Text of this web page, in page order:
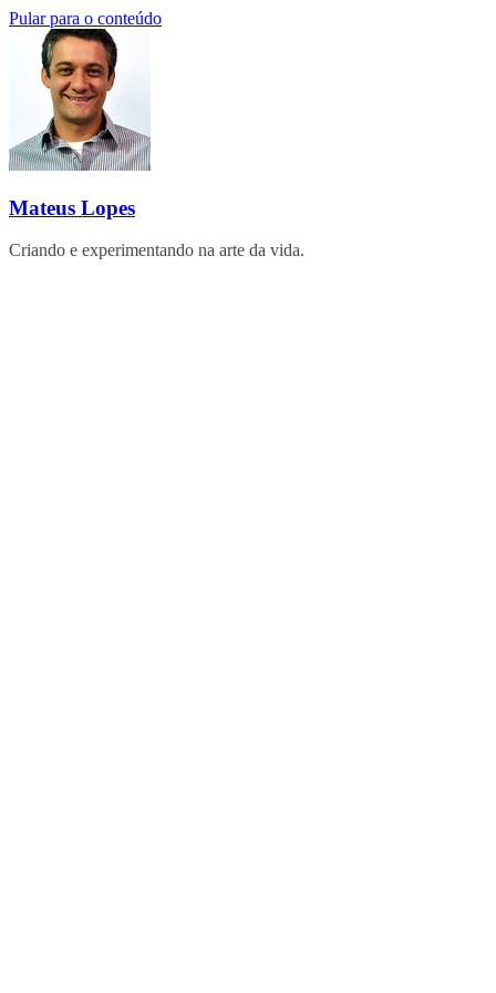
Pular para o conteúdo
Mateus Lopes
Criando e experimentando na arte da vida.